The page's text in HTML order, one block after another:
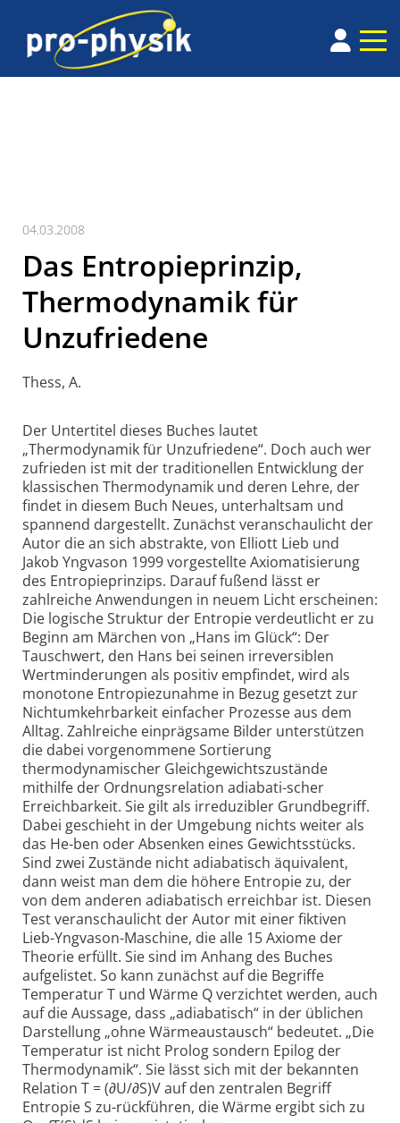
04.03.2008
Das Entropieprinzip,
Thermodynamik für
Unzufriedene
Thess, A.
Der Untertitel dieses Buches lautet
„Thermodynamik für Unzufriedene“. Doch auch wer
zufrieden ist mit der traditionellen Entwicklung der
klassischen Thermodynamik und deren Lehre, der
findet in diesem Buch Neues, unterhaltsam und
spannend dargestellt. Zunächst veranschaulicht der
Autor die an sich abstrakte, von Elliott Lieb und
Jakob Yngvason 1999 vorgestellte Axiomatisierung
des Entropieprinzips. Darauf fußend lässt er
zahlreiche Anwendungen in neuem Licht erscheinen:
Die logische Struktur der Entropie verdeutlicht er zu
Beginn am Märchen von „Hans im Glück“: Der
Tauschwert, den Hans bei seinen irreversiblen
Wertminderungen als positiv empfindet, wird als
monotone Entropiezunahme in Bezug gesetzt zur
Nichtumkehrbarkeit einfacher Prozesse aus dem
Alltag. Zahlreiche einprägsame Bilder unterstützen
die dabei vorgenommene Sortierung
thermodynamischer Gleichgewichtszustände
mithilfe der Ordnungsrelation adiabati-scher
Erreichbarkeit. Sie gilt als irreduzibler Grundbegriff.
Dabei geschieht in der Umgebung nichts weiter als
das He-ben oder Absenken eines Gewichtsstücks.
Sind zwei Zustände nicht adiabatisch äquivalent,
dann weist man dem die höhere Entropie zu, der
von dem anderen adiabatisch erreichbar ist. Diesen
Test veranschaulicht der Autor mit einer fiktiven
Lieb-Yngvason-Maschine, die alle 15 Axiome der
Theorie erfüllt. Sie sind im Anhang des Buches
aufgelistet. So kann zunächst auf die Begriffe
Temperatur T und Wärme Q verzichtet werden, auch
auf die Aussage, dass „adiabatisch“ in der üblichen
Darstellung „ohne Wärmeaustausch“ bedeutet. „Die
Temperatur ist nicht Prolog sondern Epilog der
Thermodynamik“. Sie lässt sich mit der bekannten
Relation T = (∂U/∂S)V auf den zentralen Begriff
Entropie S zu-rückführen, die Wärme ergibt sich zu